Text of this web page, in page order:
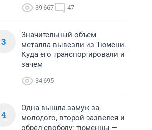
39 667 47
3
Значительный объем
металла вывезли из Тюмени.
Куда его транспортировали и
зачем
34 695
4
Одна вышла замуж за
молодого, второй развелся и
обрел свободу: тюменцы —